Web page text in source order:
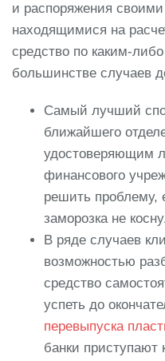
и распоряжения
находящимися на
средство по каким-
большинстве случаев
Самый лучший
ближайшего
удостоверяющим
финансового
решить проблему,
заморозка не
В ряде случаев
возможностью
средство
успеть до
перевыпуска
банки